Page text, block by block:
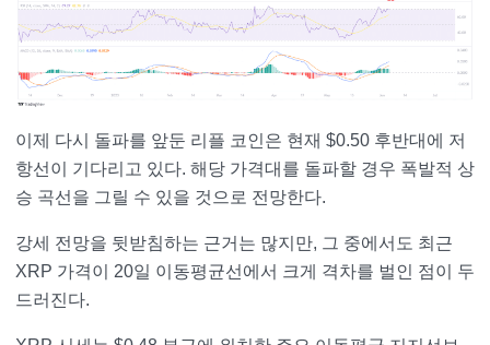
이제 다시 돌파를 앞둔 리플 코인은 현재 $0.50 후반대에 저
항선이 기다리고 있다. 해당 가격대를 돌파할 경우 폭발적 상
승 곡선을 그릴 수 있을 것으로 전망한다.
강세 전망을 뒷받침하는 근거는 많지만, 그 중에서도 최근
XRP 가격이 20일 이동평균선에서 크게 격차를 벌인 점이 두
드러진다.